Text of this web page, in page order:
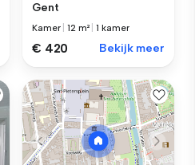
Gent
Kamer |12 m² |1 kamer
€ 420 Bekijk meer